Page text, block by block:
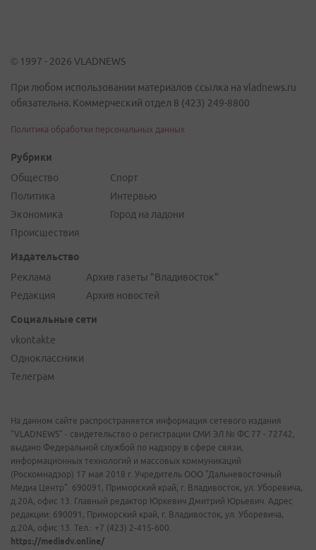
© 1997 - 2026 VLADNEWS
При любом использовании материалов ссылка на vladnews.ru
обязательна. Коммерческий отдел 8 (423) 249-8800
Политика обработки персональных данных
Рубрики
Общество
Политика
Экономика
Происшествия
Спорт
Интервью
Город на ладони
Издательство
Реклама
Редакция
Архив газеты "Владивосток"
Архив новостей
Социальные сети
vkontakte
Одноклассники
Телеграм
На данном сайте распространяется информация сетевого издания
"VLADNEWS" - свидетельство о регистрации СМИ ЭЛ № ФС 77 - 72742,
выдано Федеральной службой по надзору в сфере связи,
информационных технологий и массовых коммуникаций
(Роскомнадзор) 17 мая 2018 г. Учредитель ООО "Дальневосточный
Медиа Центр". 690091, Приморский край, г. Владивосток, ул. Уборевича,
д.20А, офис 13. Главный редактор Юркевич Дмитрий Юрьевич. Адрес
редакции: 690091, Приморский край, г. Владивосток, ул. Уборевича,
д.20А, офис 13. Тел.: +7 (423) 2-415-600.
https://mediadv.online/